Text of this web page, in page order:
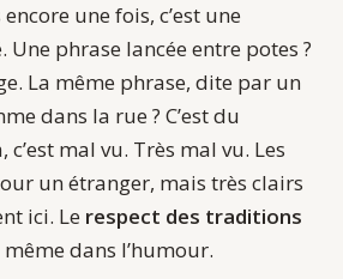
une fois, c’est une
phrase lancée entre potes ?
La même phrase, dite par un
dans la rue ? C’est du
c’est mal vu. Très mal vu. Les
un étranger, mais très clairs
ici. Le respect des traditions
dans l’humour.